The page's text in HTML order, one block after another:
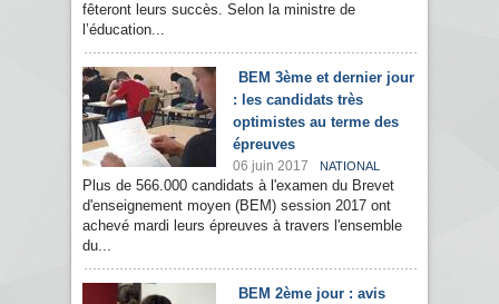
fêteront leurs succès. Selon la ministre de
l’éducation...
BEM 3ème et dernier jour
: les candidats très
optimistes au terme des
épreuves
06 juin 2017 NATIONAL
Plus de 566.000 candidats à l'examen du Brevet
d'enseignement moyen (BEM) session 2017 ont
achevé mardi leurs épreuves à travers l'ensemble
du...
BEM 2ème jour : avis